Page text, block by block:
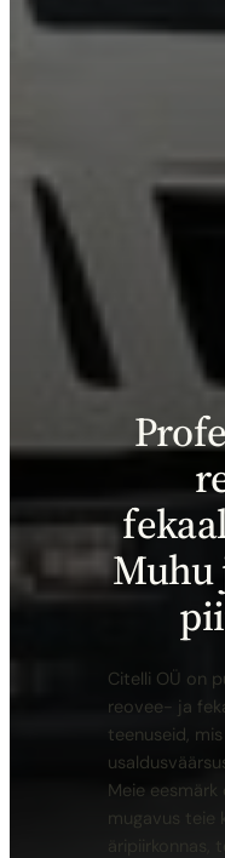
Muhu
Citelli OÜ on
reovee- ja
teenuseid,
Meie eesmärk
mugavus teie
äripiirkonnas,